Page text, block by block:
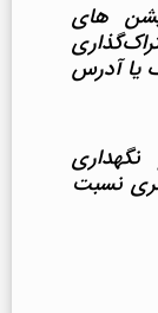
های
یا آدرس
نسبت